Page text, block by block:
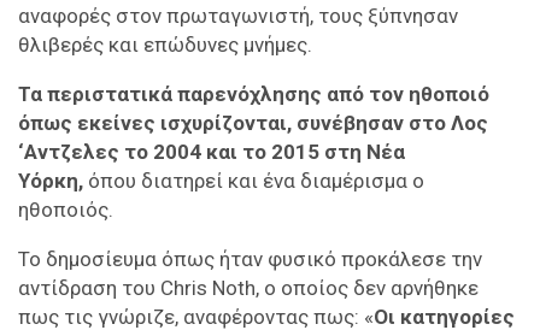
αναφορές στον πρωταγωνιστή, τους ξύπνησαν
θλιβερές και επώδυνες μνήμες.
Τα περιστατικά παρενόχλησης από τον ηθοποιό
όπως εκείνες ισχυρίζονται, συνέβησαν στο Λος
‘Αντζελες το 2004 και το 2015 στη Νέα
Υόρκη, όπου διατηρεί και ένα διαμέρισμα ο
ηθοποιός.
Το δημοσίευμα όπως ήταν φυσικό προκάλεσε την
αντίδραση του Chris Noth, ο οποίος δεν αρνήθηκε
πως τις γνώριζε, αναφέροντας πως: «Οι κατηγορίες